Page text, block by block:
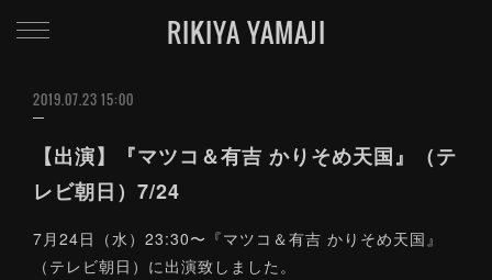
RIKIYA YAMAJI
2019.07.23 15:00
【出演】『マツコ＆有吉 かりそめ天国』（テ
レビ朝日）7/24
7月24日（水）23:30〜『マツコ＆有吉 かりそめ天国』
（テレビ朝日）に出演致しました。